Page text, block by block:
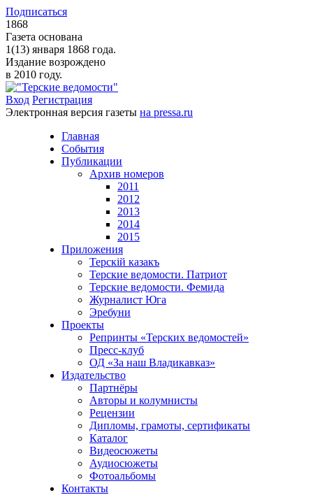
Подписаться
1868
Газета основана
1(13) января 1868 года.
Издание возрождено
в 2010 году.
Вход Регистрация
Электронная версия газеты на pressa.ru
Главная
События
Публикации
Архив номеров
2011
2012
2013
2014
2015
Приложения
Терскiй казакъ
Терские ведомости. Патриот
Терские ведомости. Фемида
Журналист Юга
Эребуни
Проекты
Репринты «Терских ведомостей»
Пресс-клуб
ОД «За наш Владикавказ»
Издательство
Партнёры
Авторы и колумнисты
Рецензии
Дипломы, грамоты, сертификаты
Каталог
Видеосюжеты
Аудиосюжеты
Фотоальбомы
Контакты